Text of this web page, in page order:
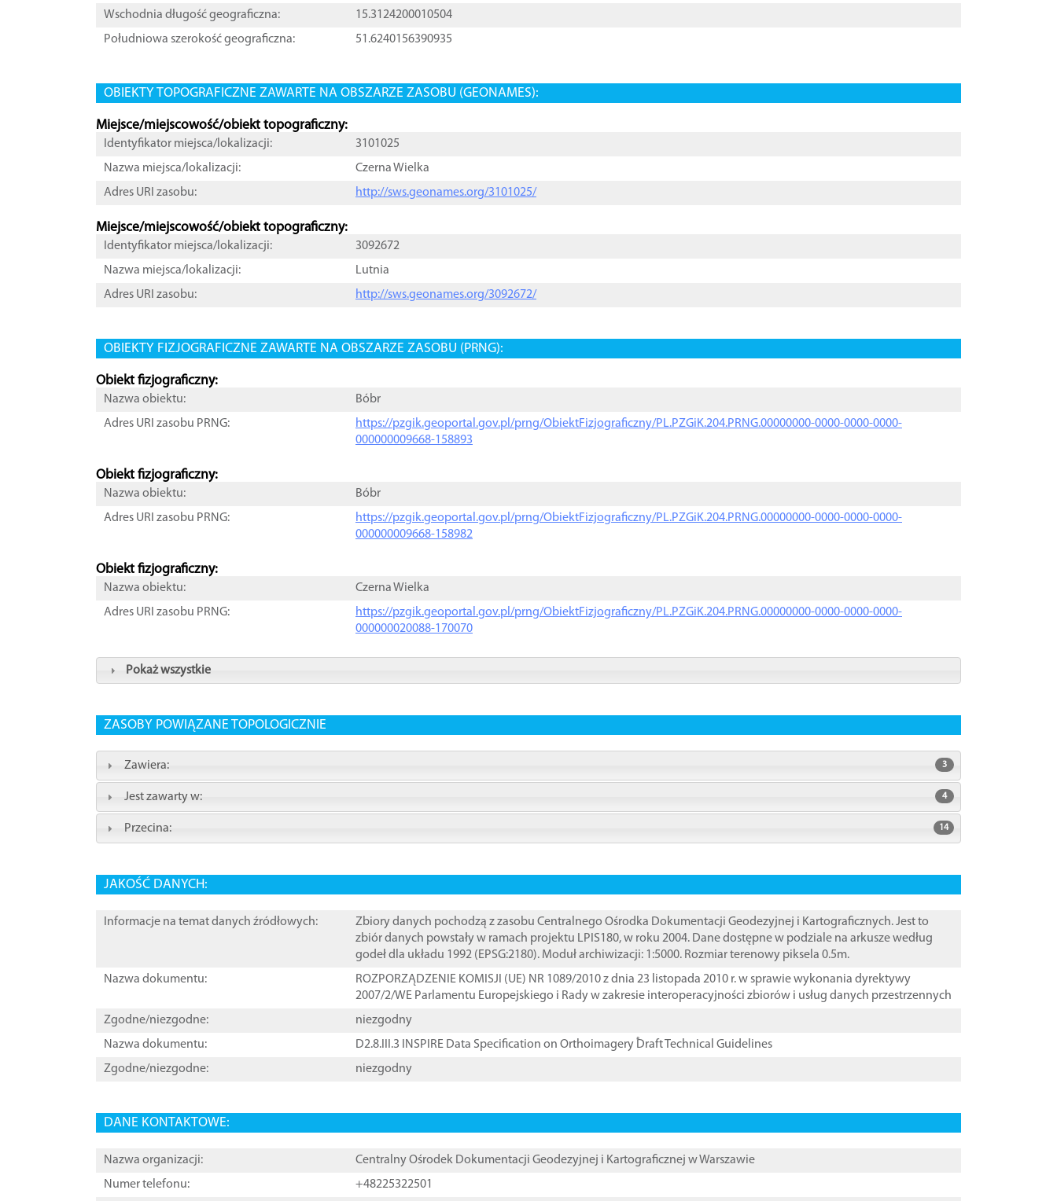
Wschodnia długość geograficzna:
15.3124200010504
Południowa szerokość geograficzna:
51.6240156390935
OBIEKTY TOPOGRAFICZNE ZAWARTE NA OBSZARZE ZASOBU (GEONAMES):
Miejsce/miejscowość/obiekt topograficzny:
Identyfikator miejsca/lokalizacji:
3101025
Nazwa miejsca/lokalizacji:
Czerna Wielka
Adres URI zasobu:
http://sws.geonames.org/3101025/
Miejsce/miejscowość/obiekt topograficzny:
Identyfikator miejsca/lokalizacji:
3092672
Nazwa miejsca/lokalizacji:
Lutnia
Adres URI zasobu:
http://sws.geonames.org/3092672/
OBIEKTY FIZJOGRAFICZNE ZAWARTE NA OBSZARZE ZASOBU (PRNG):
Obiekt fizjograficzny:
Nazwa obiektu:
Bóbr
Adres URI zasobu PRNG:
https://pzgik.geoportal.gov.pl/prng/ObiektFizjograficzny/PL.PZGiK.204.PRNG.00000000-0000-0000-0000-
000000009668-158893
Obiekt fizjograficzny:
Nazwa obiektu:
Bóbr
Adres URI zasobu PRNG:
https://pzgik.geoportal.gov.pl/prng/ObiektFizjograficzny/PL.PZGiK.204.PRNG.00000000-0000-0000-0000-
000000009668-158982
Obiekt fizjograficzny:
Nazwa obiektu:
Czerna Wielka
Adres URI zasobu PRNG:
https://pzgik.geoportal.gov.pl/prng/ObiektFizjograficzny/PL.PZGiK.204.PRNG.00000000-0000-0000-0000-
000000020088-170070
Pokaż wszystkie
ZASOBY POWIĄZANE TOPOLOGICZNIE
Zawiera: 3
Jest zawarty w: 4
Przecina: 14
JAKOŚĆ DANYCH:
Informacje na temat danych źródłowych:
Zbiory danych pochodzą z zasobu Centralnego Ośrodka Dokumentacji Geodezyjnej i Kartograficznych. Jest to
zbiór danych powstały w ramach projektu LPIS180, w roku 2004. Dane dostępne w podziale na arkusze według
godeł dla układu 1992 (EPSG:2180). Moduł archiwizacji: 1:5000. Rozmiar terenowy piksela 0.5m.
Nazwa dokumentu:
ROZPORZĄDZENIE KOMISJI (UE) NR 1089/2010 z dnia 23 listopada 2010 r. w sprawie wykonania dyrektywy
2007/2/WE Parlamentu Europejskiego i Rady w zakresie interoperacyjności zbiorów i usług danych przestrzennych
Zgodne/niezgodne:
niezgodny
Nazwa dokumentu:
D2.8.III.3 INSPIRE Data Specification on Orthoimagery ֠Draft Technical Guidelines
Zgodne/niezgodne:
niezgodny
DANE KONTAKTOWE:
Nazwa organizacji:
Centralny Ośrodek Dokumentacji Geodezyjnej i Kartograficznej w Warszawie
Numer telefonu:
+48225322501